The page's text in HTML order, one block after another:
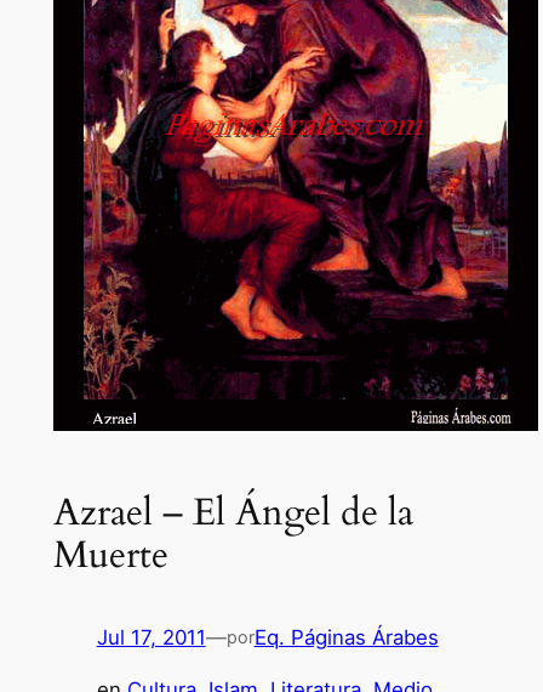
Azrael – El Ángel de la
Muerte
Jul 17, 2011—porEq. Páginas Árabes